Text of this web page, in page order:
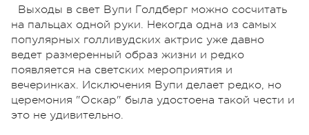
Выходы в свет Вупи Голдберг можно сосчитать
на пальцах одной руки. Некогда одна из самых
популярных голливудских актрис уже давно
ведет размеренный образ жизни и редко
появляется на светских мероприятия и
вечеринках. Исключения Вупи делает редко, но
церемония "Оскар" была удостоена такой чести и
это не удивительно.